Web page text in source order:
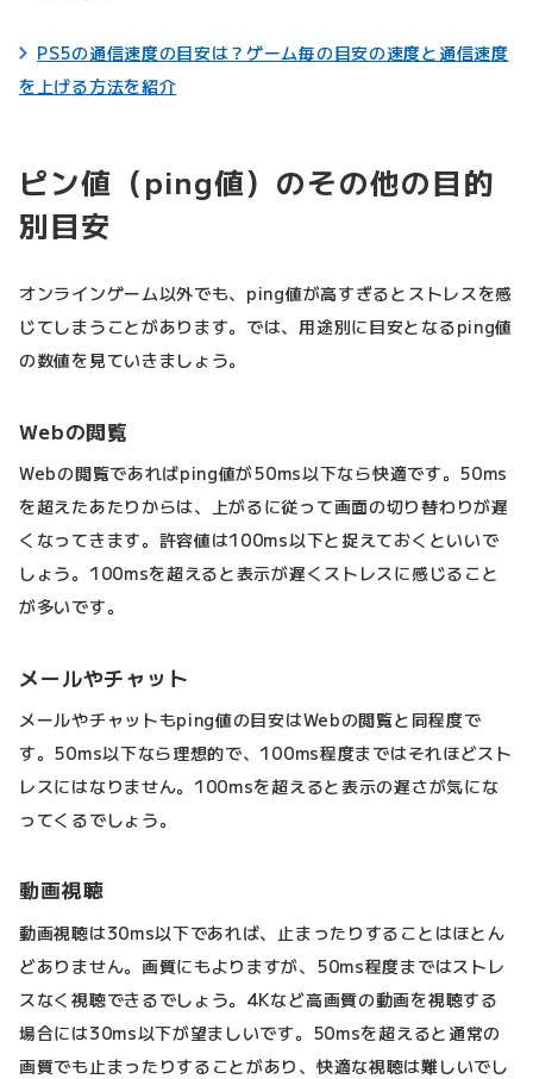
PS5の通信速度の目安は？ゲーム毎の目安の速度と通信速度
を上げる方法を紹介
ピン値（ping値）のその他の目的
別目安
オンラインゲーム以外でも、ping値が高すぎるとストレスを感
じてしまうことがあります。では、用途別に目安となるping値
の数値を見ていきましょう。
Webの閲覧
Webの閲覧であればping値が50ms以下なら快適です。50ms
を超えたあたりからは、上がるに従って画面の切り替わりが遅
くなってきます。許容値は100ms以下と捉えておくといいで
しょう。100msを超えると表示が遅くストレスに感じること
が多いです。
メールやチャット
メールやチャットもping値の目安はWebの閲覧と同程度で
す。50ms以下なら理想的で、100ms程度まではそれほどスト
レスにはなりません。100msを超えると表示の遅さが気にな
ってくるでしょう。
動画視聴
動画視聴は30ms以下であれば、止まったりすることはほとん
どありません。画質にもよりますが、50ms程度まではストレ
スなく視聴できるでしょう。4Kなど高画質の動画を視聴する
場合には30ms以下が望ましいです。50msを超えると通常の
画質でも止まったりすることがあり、快適な視聴は難しいでし